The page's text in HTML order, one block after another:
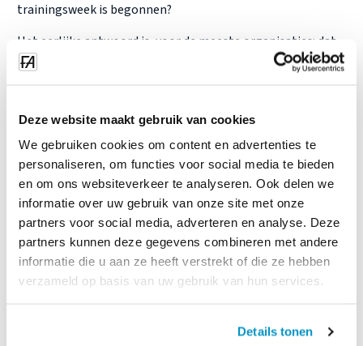
Deze website maakt gebruik van cookies
We gebruiken cookies om content en advertenties te
personaliseren, om functies voor social media te bieden
en om ons websiteverkeer te analyseren. Ook delen we
informatie over uw gebruik van onze site met onze
partners voor social media, adverteren en analyse. Deze
partners kunnen deze gegevens combineren met andere
informatie die u aan ze heeft verstrekt of die ze hebben
verzameld op basis van uw gebruik van hun services.
Details tonen
trainingsweek is begonnen?
Het eerlijke antwoord is, voor de meeste organisaties: dat
doe je niet. Je bent afhankelijk van een leidinggevende die
dat 54% van de ziekenhuizen op dit specifieke gebied in
gebreke blijft bij de naleving van de voorschriften.
Consistente, controleerbare
opleidingen zijn geen HR-project,
maar een auditmiddel
Er is hier een praktisch argument dat verder gaat dan de
veiligheid van de patiënt, hoe belangrijk die ook is.
zorginstellingen wordt herhaaldelijk en formeel gevraagd